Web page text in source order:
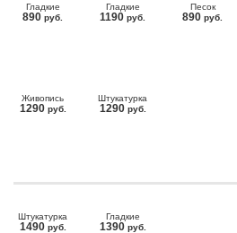
Гладкие
890 руб.
Гладкие
1190 руб.
Песок
890 руб.
Живопись
1290 руб.
Штукатурка
1290 руб.
Штукатурка
1490 руб.
Гладкие
1390 руб.